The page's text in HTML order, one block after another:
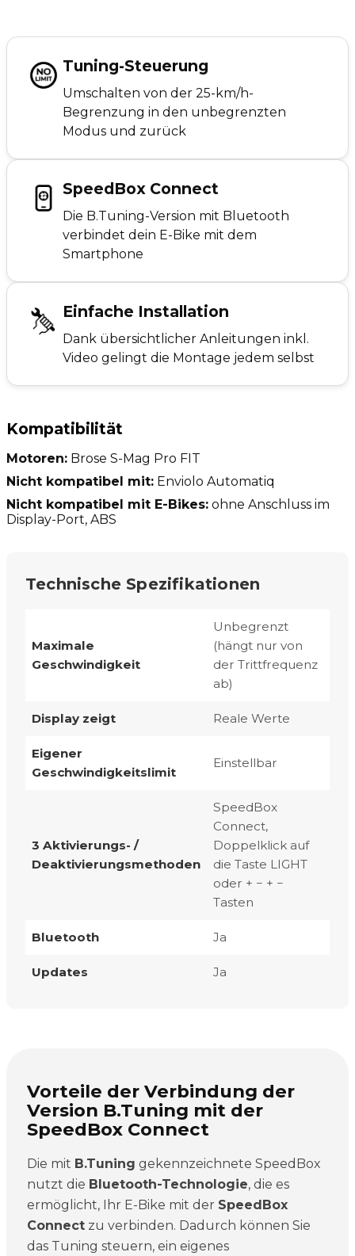
Tuning-Steuerung
Umschalten von der 25-km/h-
Begrenzung in den unbegrenzten
Modus und zurück
SpeedBox Connect
Die B.Tuning-Version mit Bluetooth
verbindet dein E-Bike mit dem
Smartphone
Einfache Installation
Dank übersichtlicher Anleitungen inkl.
Video gelingt die Montage jedem selbst
Kompatibilität
Motoren: Brose S-Mag Pro FIT
Nicht kompatibel mit: Enviolo Automatiq
Nicht kompatibel mit E-Bikes: ohne Anschluss im
Display-Port, ABS
Technische Spezifikationen
Maximale
Geschwindigkeit
Unbegrenzt
(hängt nur von
der Trittfrequenz
ab)
Display zeigt Reale Werte
Eigener
Geschwindigkeitslimit
Einstellbar
3 Aktivierungs- /
Deaktivierungsmethoden
SpeedBox
Connect,
Doppelklick auf
die Taste LIGHT
oder + − + −
Tasten
Bluetooth Ja
Updates Ja
Vorteile der Verbindung der
Version B.Tuning mit der
SpeedBox Connect
Die mit B.Tuning gekennzeichnete SpeedBox
nutzt die Bluetooth-Technologie, die es
ermöglicht, Ihr E-Bike mit der SpeedBox
Connectzu verbinden. Dadurch können Sie
das Tuning steuern, ein eigenes